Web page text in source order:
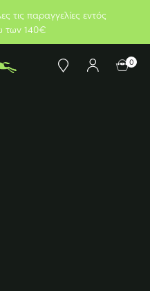
τις παραγγελίες εντός
των 140€
0